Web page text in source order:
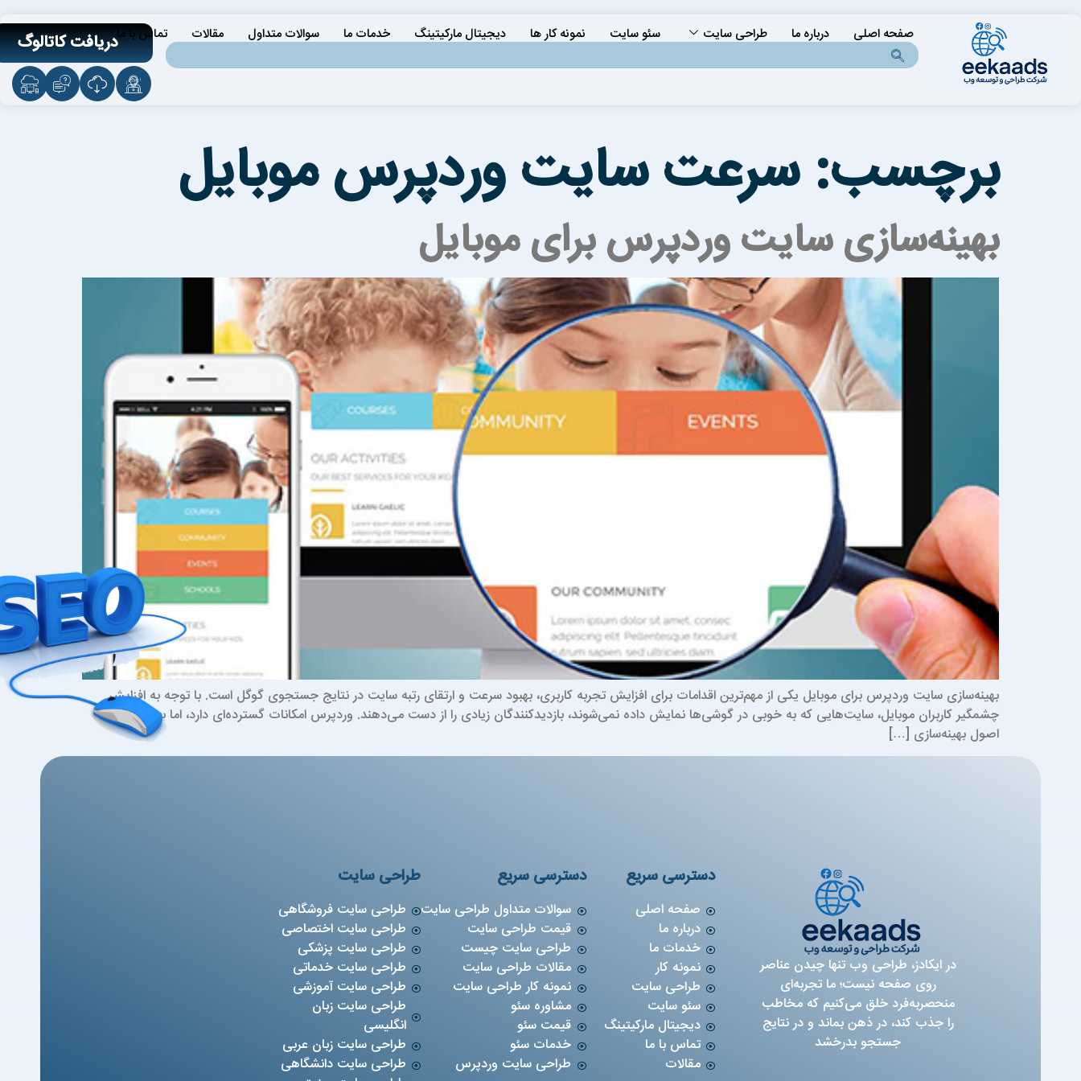
صفحه اصلی درباره ما طراحی سایت سئو سایت نمونه کار ها دیجیتال مارکیتینگ خدمات ما سوالات متداول مقالات تماس با مادریافت کاتالوگ
برچسب:سرعت سایت وردپرس موبایل
بهینه‌سازی سایت وردپرس برای موبایل
بهینه‌سازی سایت وردپرس برای موبایل یکی از مهم‌ترین اقدامات برای افزایش تجربه کاربری، بهبود سرعت و ارتقای رتبه سایت در نتایج جستجوی گوگل است. با توجه به افزایش
چشمگیر کاربران موبایل، سایت‌هایی که به خوبی در گوشی‌ها نمایش داده نمی‌شوند، بازدیدکنندگان زیادی را از دست می‌دهند. وردپرس امکانات گسترده‌ای دارد، اما بدون رعایت
اصول بهینه‌سازی […]
در ایکادز، طراحی وب تنها چیدن عناصر
روی صفحه نیست؛ ما تجربه‌ای
منحصربه‌فرد خلق می‌کنیم که مخاطب
را جذب کند، در ذهن بماند و در نتایج
جستجو بدرخشد
دسترسی سریع
صفحه اصلی
درباره ما
خدمات ما
نمونه کار
طراحی سایت
سئو سایت
دیجیتال مارکیتینگ
تماس با ما
مقالات
دسترسی سریع
سوالات متداول طراحی سایت
قیمت طراحی سایت
طراحی سایت چیست
مقالات طراحی سایت
نمونه کار طراحی سایت
مشاوره سئو
قیمت سئو
خدمات سئو
طراحی سایت وردپرس
طراحی سایت
طراحی سایت فروشگاهی
طراحی سایت اختصاصی
طراحی سایت پزشکی
طراحی سایت خدماتی
طراحی سایت آموزشی
طراحی سایت زبان
انگلیسی
طراحی سایت زبان عربی
طراحی سایت دانشگاهی